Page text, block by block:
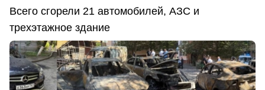
Всего сгорели 21 автомобилей, АЗС и
трехэтажное здание